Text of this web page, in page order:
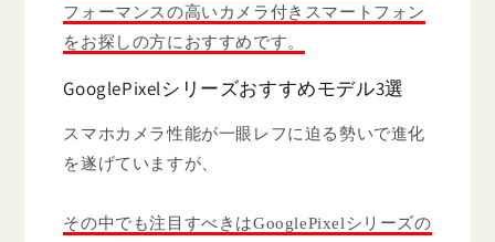
フォーマンスの高いカメラ付きスマートフォン
をお探しの方におすすめです。
GooglePixelシリーズおすすめモデル3選
スマホカメラ性能が一眼レフに迫る勢いで進化
を遂げていますが、
その中でも注目すべきはGooglePixelシリーズの